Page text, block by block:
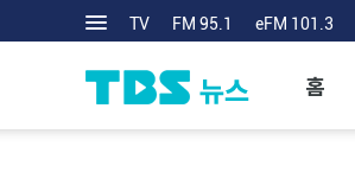
TV FM 95.1 eFM 101.3
홈